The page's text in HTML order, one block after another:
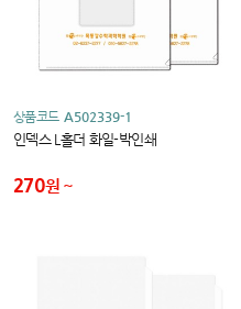
상품코드 A502339-1
인덱스 L홀더 화일-박인쇄
270원